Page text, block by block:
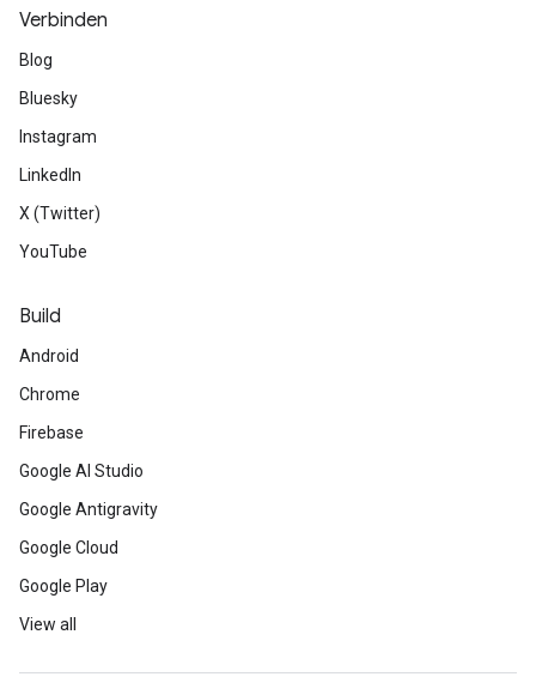
Verbinden
Blog
Bluesky
Instagram
LinkedIn
X (Twitter)
YouTube
Build
Android
Chrome
Firebase
Google AI Studio
Google Antigravity
Google Cloud
Google Play
View all